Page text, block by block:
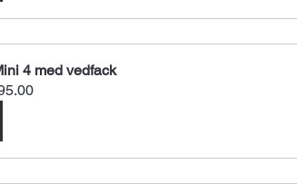
4 med vedfack